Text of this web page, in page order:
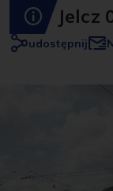
Jelcz
udostępnij